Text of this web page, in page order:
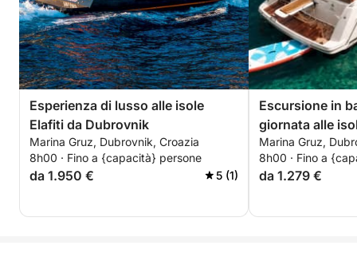
Esperienza di lusso alle isole
Elafiti da Dubrovnik
Marina Gruz, Dubrovnik, Croazia
8h00 · Fino a {capacità} persone
da 1.950 € 5 (1)
Escursione in
giornata alle
Marina Gruz,
8h00 · Fino a
da 1.279 €